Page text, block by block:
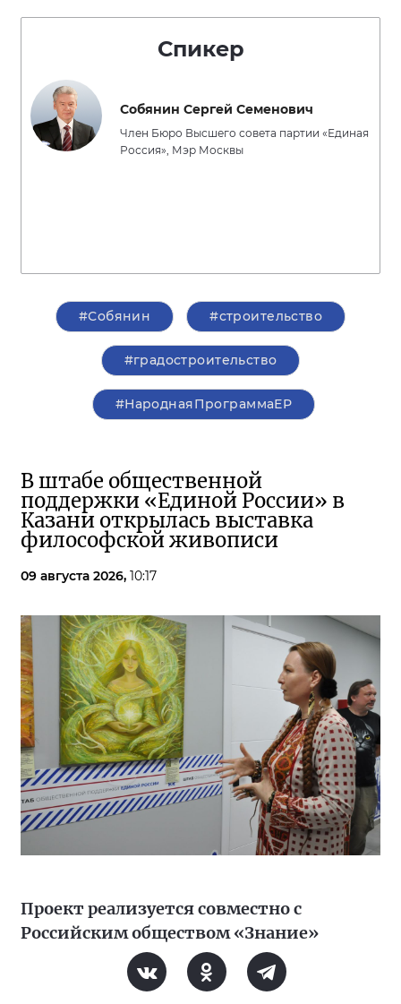
Спикер
Собянин Сергей Семенович
Член Бюро Высшего совета партии «Единая
Россия», Мэр Москвы
#Собянин #строительство
#градостроительство
#НароднаяПрограммаЕР
В штабе общественной
поддержки «Единой России» в
Казани открылась выставка
философской живописи
09 августа 2026, 10:17
Проект реализуется совместно с
Российским обществом «Знание»